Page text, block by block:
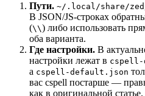
Пути. ~/.local/share/
В JSON/JS-строках
(\\) либо использовать
оба варианта.
Где настройки. В
настройки лежат в
а cspell-default.json
вас cspell постарше —
как в оригинальной статье.